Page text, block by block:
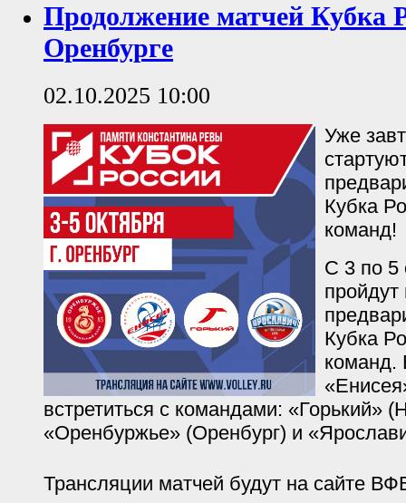
Продолжение матчей Кубка
Оренбурге
02.10.2025 10:00
Уже
Кубка
команд!
С 3 по 5
пройдут
Кубка
команд.
встретиться с командами: «Горький»
«Оренбуржье» (Оренбург) и
Трансляции матчей будут на сайте